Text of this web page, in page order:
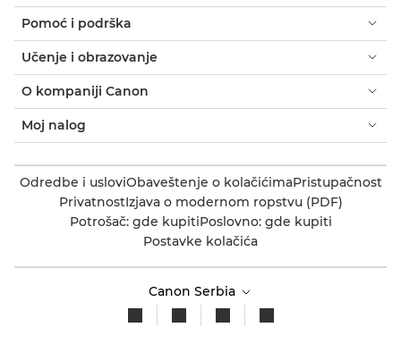
Pomoć i podrška
Učenje i obrazovanje
O kompaniji Canon
Moj nalog
Odredbe i usloviObaveštenje o kolačićimaPristupačnost
PrivatnostIzjava o modernom ropstvu (PDF)
Potrošač: gde kupitiPoslovno: gde kupiti
Postavke kolačića
Canon Serbia